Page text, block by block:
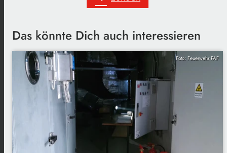
Das könnte Dich auch interessieren
Foto: Feuerwehr PAF